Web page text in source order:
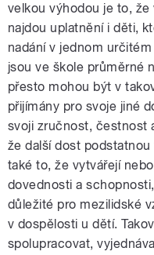
velkou výhodou je to,
najdou uplatnění i děti,
nadání v jednom
jsou ve škole průměrné
přesto mohou být v
přijímány pro svoje jiné
svoji zručnost, čestnost
že další dost
také to, že vytvářejí
dovednosti a
důležité pro mezilidské
v dospělosti u dětí.
spolupracovat,